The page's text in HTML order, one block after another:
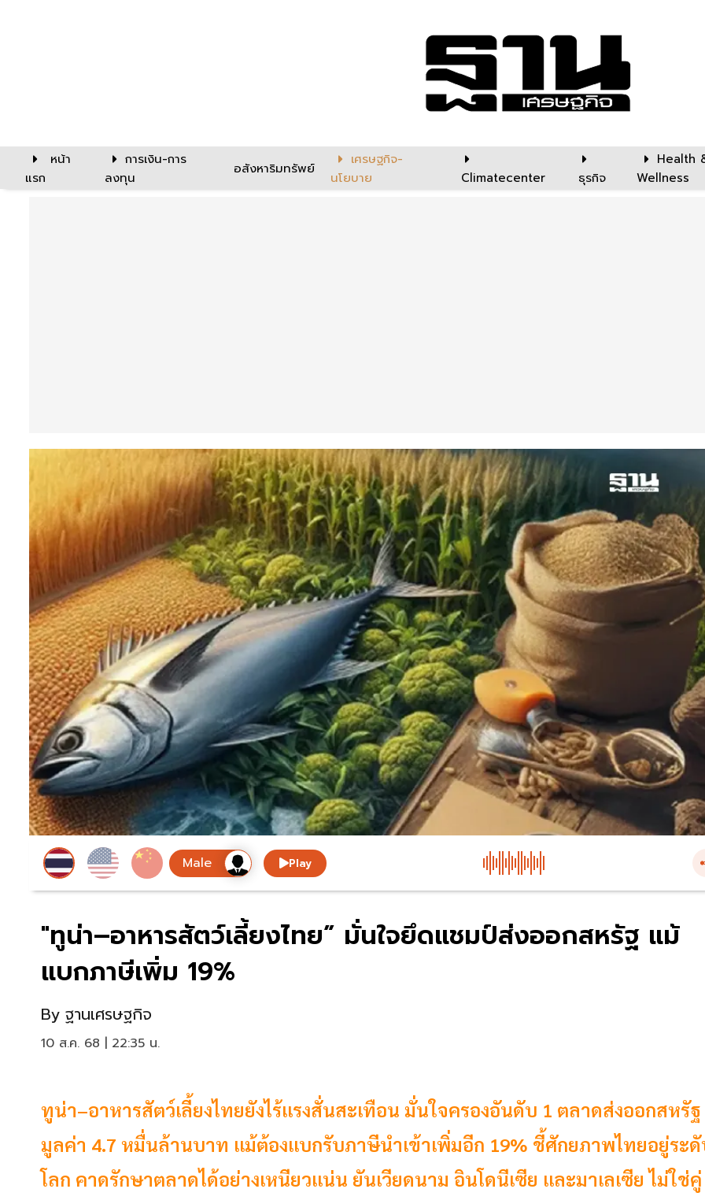
หน้า
แรก
การเงิน-การ
ลงทุน
อสังหาริมทรัพย์
เศรษฐกิจ-
นโยบาย
Climatecenter ธุรกิจ
Health
Wellness
Play
"ทูน่า–อาหารสัตว์เลี้ยงไทย” มั่นใจยึดแชมป์ส่งออกสหรัฐ แม้
แบกภาษีเพิ่ม 19%
By ฐานเศรษฐกิจ
10 ส.ค. 68 | 22:35 น.
ทูน่า–อาหารสัตว์เลี้ยงไทยยังไร้แรงสั่นสะเทือน มั่นใจครองอันดับ 1 ตลาดส่งออกสหรัฐ
มูลค่า 4.7 หมื่นล้านบาท แม้ต้องแบกรับภาษีนำเข้าเพิ่มอีก 19% ชี้ศักยภาพไทยอยู่ระ
โลก คาดรักษาตลาดได้อย่างเหนียวแน่น ยันเวียดนาม อินโดนีเซีย และมาเลเซีย ไม่ใช่คู่